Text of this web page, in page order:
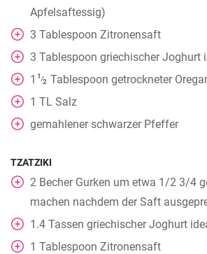
Apfelsaftessig)
3 Tablespoon Zitronensaft
3 Tablespoon griechischer Joghurt
1 1⁄2 Tablespoon getrockneter
1 TL Salz
gemahlener schwarzer Pfeffer
TZATZIKI
2 Becher Gurken um etwa 1/2 3/4
machen nachdem der Saft
1.4 Tassen griechischer Joghurt
1 Tablespoon Zitronensaft